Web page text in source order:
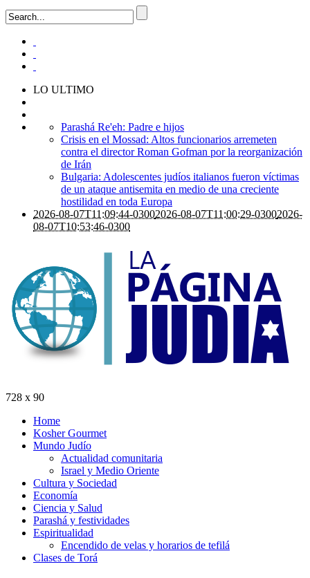
LO ULTIMO
Parashá Re'eh: Padre e hijos
Crisis en el Mossad: Altos funcionarios arremeten
contra el director Roman Gofman por la reorganización
de Irán
Bulgaria: Adolescentes judíos italianos fueron víctimas
de un ataque antisemita en medio de una creciente
hostilidad en toda Europa
2026-08-07T11:09:44-03002026-08-07T11:00:29-03002026-
08-07T10:53:46-0300
728 x 90
Home
Kosher Gourmet
Mundo Judío
Actualidad comunitaria
Israel y Medio Oriente
Cultura y Sociedad
Economía
Ciencia y Salud
Parashá y festividades
Espiritualidad
Encendido de velas y horarios de tefilá
Clases de Torá